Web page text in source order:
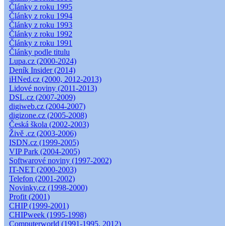
Články z roku 1995
Články z roku 1994
Články z roku 1993
Články z roku 1992
Články z roku 1991
Články podle titulu
Lupa.cz (2000-2024)
Deník Insider (2014)
iHNed.cz (2000, 2012-2013)
Lidové noviny (2011-2013)
DSL.cz (2007-2009)
digiweb.cz (2004-2007)
digizone.cz (2005-2008)
Česká škola (2002-2003)
Živě .cz (2003-2006)
ISDN.cz (1999-2005)
VIP Park (2004-2005)
Softwarové noviny (1997-2002)
IT-NET (2000-2003)
Telefon (2001-2002)
Novinky.cz (1998-2000)
Profit (2001)
CHIP (1999-2001)
CHIPweek (1995-1998)
Computerworld (1991-1995, 2012)